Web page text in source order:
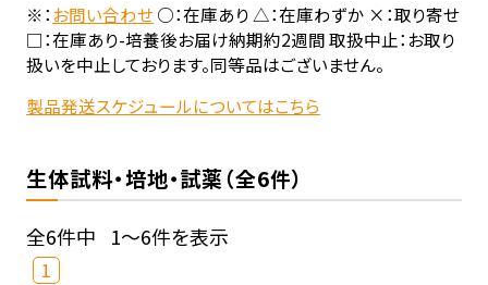
※：お問い合わせ○：在庫あり △：在庫わずか ×：取り寄せ
□：在庫あり-培養後お届け納期約2週間 取扱中止：お取り
扱いを中止しております。同等品はございません。
製品発送スケジュールについてはこちら
生体試料・培地・試薬（全6件）
全6件中 1～6件を表示
1